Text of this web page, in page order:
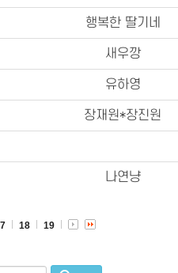
행복한 딸기네
새우깡
유하영
장재원*장진원
나연냥
18 19